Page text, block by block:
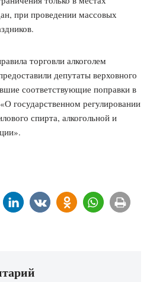
при проведении массовых
торговли алкоголем
депутаты верховного
соответствующие поправки в
государственном регулировании
спирта, алкогольной и